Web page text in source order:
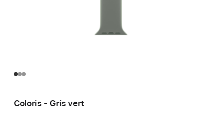
Coloris - Gris vert